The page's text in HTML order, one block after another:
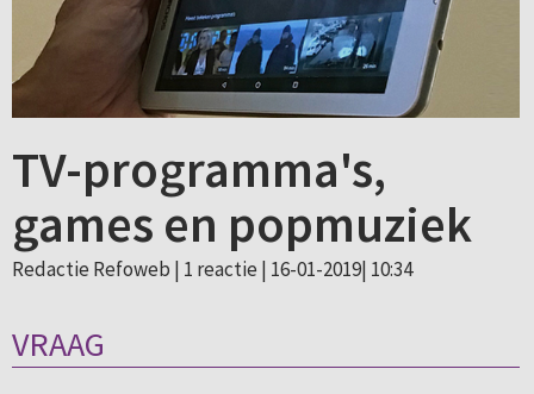
TV-programma's,
games en popmuziek
Redactie Refoweb | 1 reactie | 16-01-2019| 10:34
VRAAG